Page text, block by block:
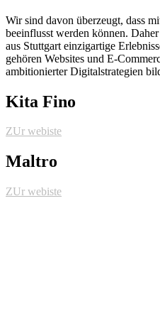
Wir sind davon überzeugt, dass
beeinflusst werden können.
aus Stuttgart einzigartige
gehören Websites und E-
ambitionierter Digitalstrategien
Kita Fino
ZUr webiste
Maltro
ZUr webiste